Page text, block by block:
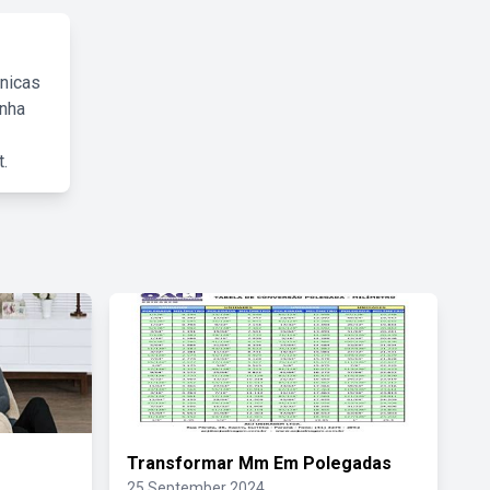
Transformar Mm Em Polegadas